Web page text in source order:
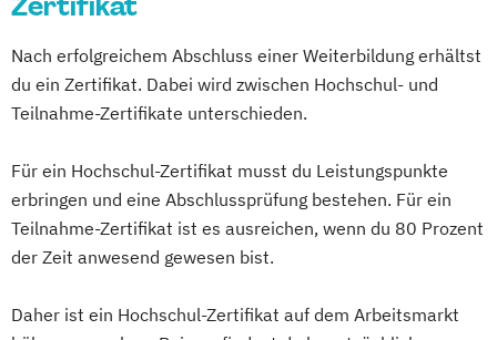
Nach erfolgreichem Abschluss einer Weiterbildung erhältst
du ein Zertifikat. Dabei wird zwischen Hochschul- und
Teilnahme-Zertifikate unterschieden.
Für ein Hochschul-Zertifikat musst du Leistungspunkte
erbringen und eine Abschlussprüfung bestehen. Für ein
Teilnahme-Zertifikat ist es ausreichen, wenn du 80 Prozent
der Zeit anwesend gewesen bist.
Daher ist ein Hochschul-Zertifikat auf dem Arbeitsmarkt